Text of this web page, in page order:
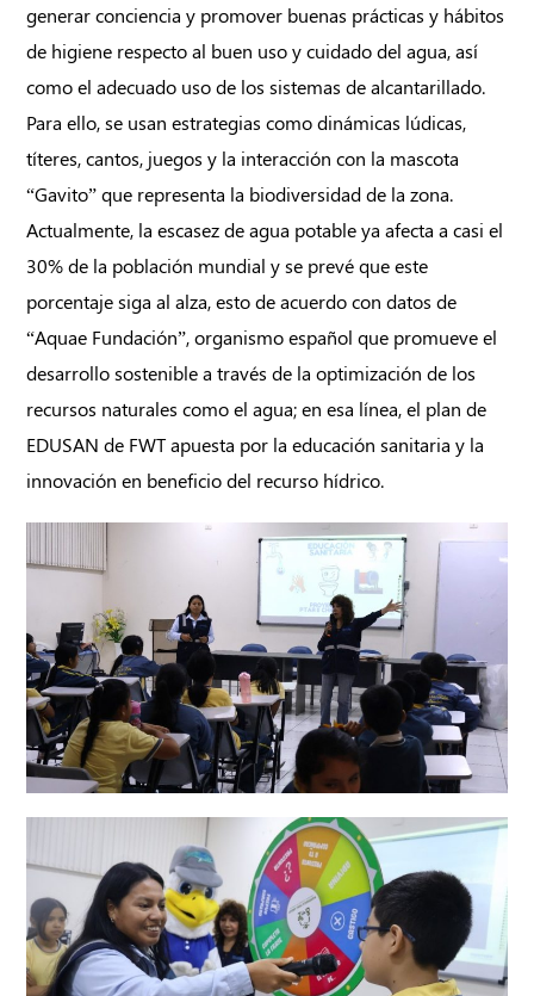
generar conciencia y promover buenas prácticas y hábitos
de higiene respecto al buen uso y cuidado del agua, así
como el adecuado uso de los sistemas de alcantarillado.
Para ello, se usan estrategias como dinámicas lúdicas,
títeres, cantos, juegos y la interacción con la mascota
“Gavito” que representa la biodiversidad de la zona.
Actualmente, la escasez de agua potable ya afecta a casi el
30% de la población mundial y se prevé que este
porcentaje siga al alza, esto de acuerdo con datos de
“Aquae Fundación”, organismo español que promueve el
desarrollo sostenible a través de la optimización de los
recursos naturales como el agua; en esa línea, el plan de
EDUSAN de FWT apuesta por la educación sanitaria y la
innovación en beneficio del recurso hídrico.